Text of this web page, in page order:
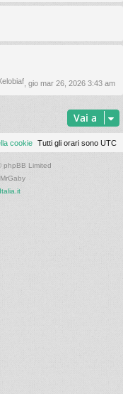
, gio mar 26, 2026 3:43 am
Vai a
Tutti gli orari sono UTC
cookie
phpBB Limited